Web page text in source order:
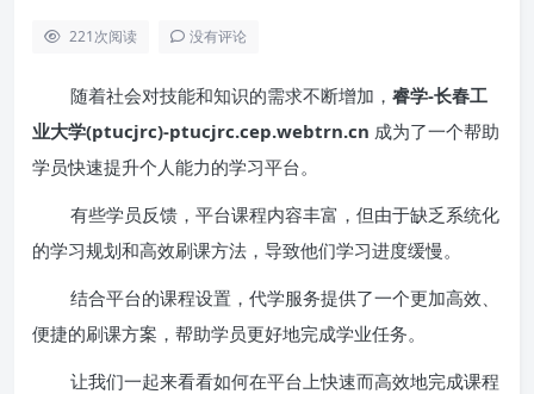
221次阅读 没有评论
随着社会对技能和知识的需求不断增加， 睿学-长春工
业大学(ptucjrc)-ptucjrc.cep.webtrn.cn 成为了一个帮助
学员快速提升个人能力的学习平台。
有些学员反馈，平台课程内容丰富，但由于缺乏系统化
的学习规划和高效刷课方法，导致他们学习进度缓慢。
结合平台的课程设置，代学服务提供了一个更加高效、
便捷的刷课方案，帮助学员更好地完成学业任务。
让我们一起来看看如何在平台上快速而高效地完成课程